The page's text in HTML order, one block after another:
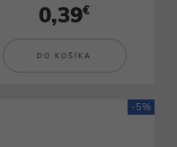
0,39€
DO KOŠÍKA
-5%